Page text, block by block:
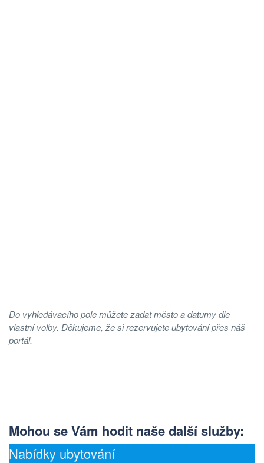
Do vyhledávacího pole můžete zadat město a datumy dle
vlastní volby. Děkujeme, že si rezervujete ubytování přes náš
portál.
Mohou se Vám hodit naše další služby:
Nabídky ubytování